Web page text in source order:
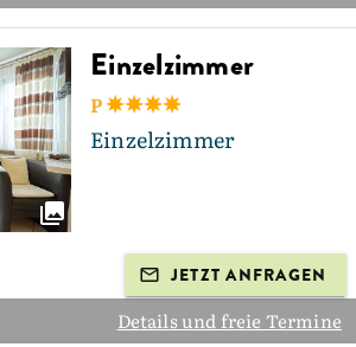
Einzelzimmer
P
Einzelzimmer
JETZT ANFRAGEN
Details und freie Termine